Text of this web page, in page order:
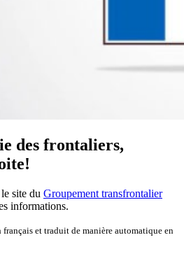
des frontaliers,
site du Groupement transfrontalier
informations.
et traduit de manière automatique en